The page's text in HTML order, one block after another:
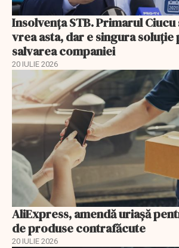
Insolvenţa STB. Primarul Ciucu
vrea asta, dar e singura soluţie
salvarea companiei
20 IULIE 2026
AliExpress, amendă uriaşă
de produse contrafăcute
20 IULIE 2026